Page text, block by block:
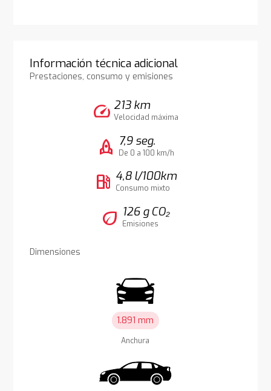
Información técnica adicional
Prestaciones, consumo y emisiones
speed 213 km
Velocidad máxima
rocket 7,9 seg.
De 0 a 100 km/h
local_gas_station 4,8 l/100km
Consumo mixto
eco 126 g CO₂
Emisiones
Dimensiones
1.891 mm
Anchura